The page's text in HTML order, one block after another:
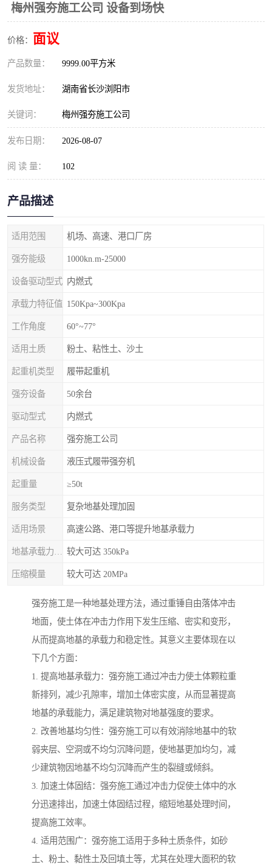
梅州强夯施工公司 设备到场快
价格： 面议
产品数量： 9999.00平方米
发货地址： 湖南省长沙浏阳市
关键词： 梅州强夯施工公司
发布日期： 2026-08-07
阅 读 量： 102
产品描述
适用范围 机场、高速、港口厂房
强夯能级 1000kn.m-25000
设备驱动型式 内燃式
承载力特征值 150Kpa~300Kpa
工作角度 60°~77°
适用土质 粉土、粘性土、沙土
起重机类型 履带起重机
强夯设备 50余台
驱动型式 内燃式
产品名称 强夯施工公司
机械设备 液压式履带强夯机
起重量 ≥50t
服务类型 复杂地基处理加固
适用场景 高速公路、港口等提升地基承载力
较大可达 350kPa
压缩模量 较大可达 20MPa
强夯施工是一种地基处理方法，通过重锤自由落体冲击
地面，使土体在冲击力作用下发生压缩、密实和变形，
从而提高地基的承载力和稳定性。其意义主要体现在以
下几个方面：
1. 提高地基承载力：强夯施工通过冲击力使土体颗粒重
新排列，减少孔隙率，增加土体密实度，从而显著提高
地基的承载能力，满足建筑物对地基强度的要求。
2. 改善地基均匀性：强夯施工可以有效消除地基中的软
弱夹层、空洞或不均匀沉降问题，使地基更加均匀，减
少建筑物因地基不均匀沉降而产生的裂缝或倾斜。
3. 加速土体固结：强夯施工通过冲击力促使土体中的水
分迅速排出，加速土体固结过程，缩短地基处理时间，
提高施工效率。
4. 适用范围广：强夯施工适用于多种土质条件，如砂
土、粉土、黏性土及回填土等，尤其在处理大面积的软